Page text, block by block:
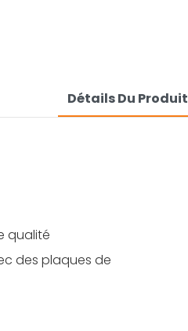
Détails Du Produit
qualité
des plaques de